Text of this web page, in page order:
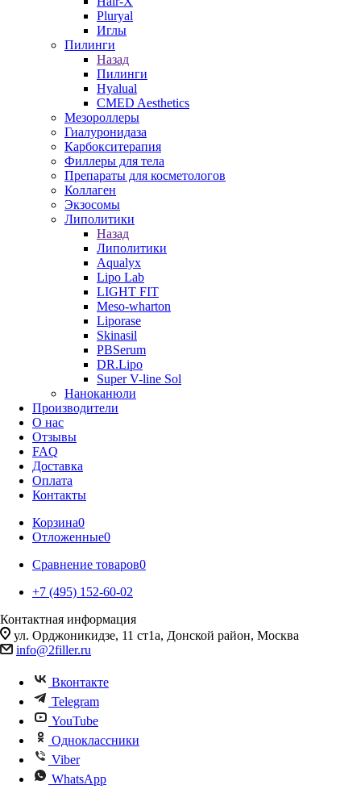
Pluryal
Иглы
Пилинги
Назад
Пилинги
Hyalual
CMED Aesthetics
Мезороллеры
Гиалуронидаза
Карбокситерапия
Филлеры для тела
Препараты для косметологов
Коллаген
Экзосомы
Липолитики
Назад
Липолитики
Aqualyx
Lipo Lab
LIGHT FIT
Meso-wharton
Liporase
Skinasil
PBSerum
DR.Lipo
Super V-line Sol
Наноканюли
Производители
О нас
Отзывы
FAQ
Доставка
Оплата
Контакты
Корзина0
Отложенные0
Сравнение товаров0
+7 (495) 152-60-02
Контактная информация
ул. Орджоникидзе, 11 ст1а, Донской район, Москва
info@2filler.ru
Вконтакте
Telegram
YouTube
Одноклассники
Viber
WhatsApp